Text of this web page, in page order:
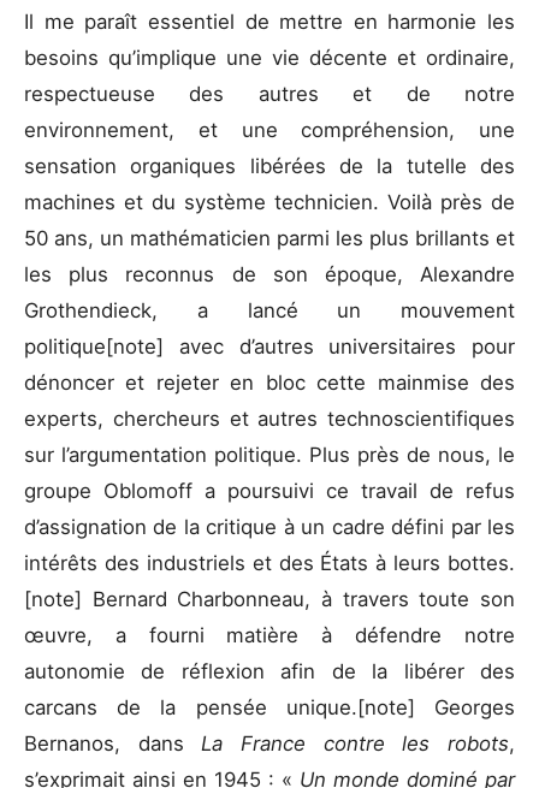
Il me paraît essentiel de mettre en harmonie les
besoins qu’implique une vie décente et ordinaire,
respectueuse des autres et de notre
environnement, et une compréhension, une
sensation organiques libérées de la tutelle des
machines et du système technicien. Voilà près de
50 ans, un mathématicien parmi les plus brillants et
les plus reconnus de son époque, Alexandre
Grothendieck, a lancé un mouvement
politique[note] avec d’autres universitaires pour
dénoncer et rejeter en bloc cette mainmise des
experts, chercheurs et autres technoscientifiques
sur l’argumentation politique. Plus près de nous, le
groupe Oblomoff a poursuivi ce travail de refus
d’assignation de la critique à un cadre défini par les
intérêts des industriels et des États à leurs bottes.
[note] Bernard Charbonneau, à travers toute son
œuvre, a fourni matière à défendre notre
autonomie de réflexion afin de la libérer des
carcans de la pensée unique.[note] Georges
Bernanos, dans La France contre les robots,
s’exprimait ainsi en 1945 : « Un monde dominé par